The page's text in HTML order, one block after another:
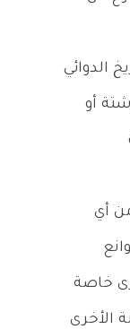
الدوائي
أو
أي
خاصة
الأخرى